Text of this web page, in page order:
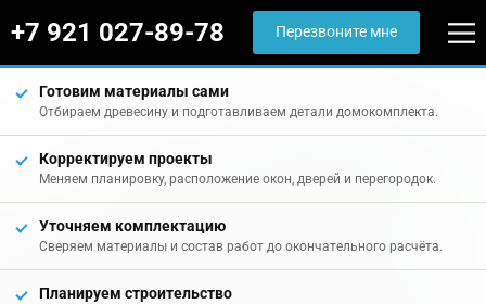
+7 921 027-89-78 Перезвоните мне
Готовим материалы сами
Отбираем древесину и подготавливаем детали домокомплекта.
Корректируем проекты
Меняем планировку, расположение окон, дверей и перегородок.
Уточняем комплектацию
Сверяем материалы и состав работ до окончательного расчёта.
Планируем строительство